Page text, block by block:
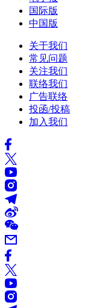
国际版
中国版
关于我们
常见问题
关注我们
联络我们
广告联络
投函/投稿
加入我们